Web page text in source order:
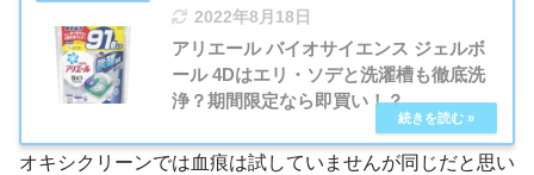
2022年8月18日
アリエール バイオサイエンス ジェルボ
ール 4Dはエリ・ソデと洗濯槽も徹底洗
浄？期間限定なら即買い！？
オキシクリーンでは血痕は試していませんが同じだと思い